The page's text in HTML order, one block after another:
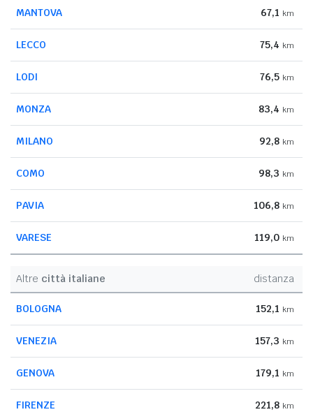
MANTOVA 67,1 km
LECCO 75,4 km
LODI 76,5 km
MONZA 83,4 km
MILANO 92,8 km
COMO 98,3 km
PAVIA 106,8 km
VARESE 119,0 km
Altre città italiane distanza
BOLOGNA 152,1 km
VENEZIA 157,3 km
GENOVA 179,1 km
FIRENZE 221,8 km